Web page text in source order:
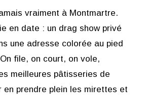
vraiment à Montmartre.
en date : un drag show privé
une adresse colorée au pied
file, on court, on vole,
meilleures pâtisseries de
en prendre plein les mirettes et